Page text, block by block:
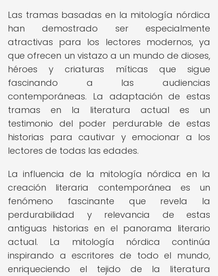
Las tramas basadas en la mitología nórdica
han demostrado ser especialmente
atractivas para los lectores modernos, ya
que ofrecen un vistazo a un mundo de dioses,
héroes y criaturas míticas que sigue
fascinando a las audiencias
contemporáneas. La adaptación de estas
tramas en la literatura actual es un
testimonio del poder perdurable de estas
historias para cautivar y emocionar a los
lectores de todas las edades.
La influencia de la mitología nórdica en la
creación literaria contemporánea es un
fenómeno fascinante que revela la
perdurabilidad y relevancia de estas
antiguas historias en el panorama literario
actual. La mitología nórdica continúa
inspirando a escritores de todo el mundo,
enriqueciendo el tejido de la literatura